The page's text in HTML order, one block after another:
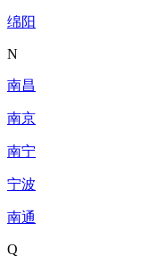
绵阳
N
南昌
南京
南宁
宁波
南通
Q